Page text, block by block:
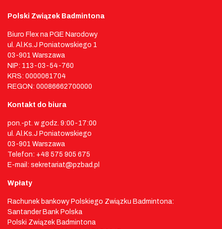
Polski Związek Badmintona
Biuro Flex na PGE Narodowy
ul. Al.Ks.J Poniatowskiego 1
03-901 Warszawa
NIP: 113-03-54-760
KRS: 0000061704
REGON: 00086662700000
Kontakt do biura
pon.-pt. w godz. 9:00-17:00
ul. Al.Ks.J Poniatowskiego
03-901 Warszawa
Telefon: +48 575 905 675
E-mail: sekretariat@pzbad.pl
Wpłaty
Rachunek bankowy Polskiego Związku Badmintona:
Santander Bank Polska
Polski Związek Badmintona